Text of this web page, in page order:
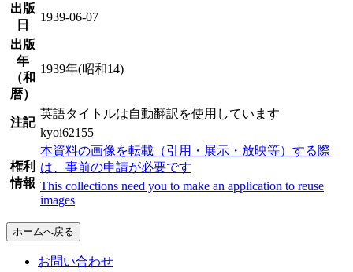
出版
日
1939-06-07
出版
年
（和
暦）
1939年(昭和14)
注記
英語タイトルは自動翻訳を使用しています
kyoi62155
権利
情報
本資料の画像を転載（引用・展示・放映等）する際
は、事前の申請が必要です
This collections need you to make an application to reuse
images
ホームへ戻る
お問い合わせ